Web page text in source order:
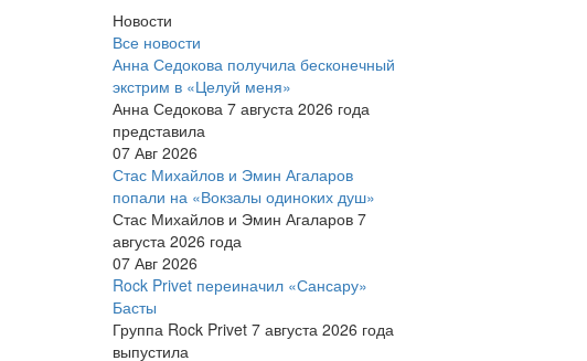
Новости
Все новости
Анна Седокова получила бесконечный
экстрим в «Целуй меня»
Анна Седокова 7 августа 2026 года
представила
07 Авг 2026
Стас Михайлов и Эмин Агаларов
попали на «Вокзалы одиноких душ»
Стас Михайлов и Эмин Агаларов 7
августа 2026 года
07 Авг 2026
Rock Privet переиначил «Сансару»
Басты
Группа Rock Privet 7 августа 2026 года
выпустила